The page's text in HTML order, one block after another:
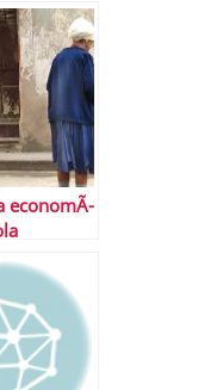
economÃ­